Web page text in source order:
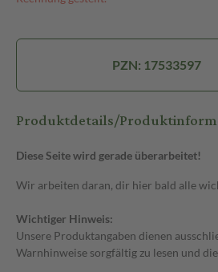
PZN: 17533597
Produktdetails/
Diese Seite wird gerade überarbeitet!
Wir arbeiten daran, dir hier bald alle
Wichtiger Hinweis:
Unsere Produktangaben dienen
Warnhinweise sorgfältig zu lesen und